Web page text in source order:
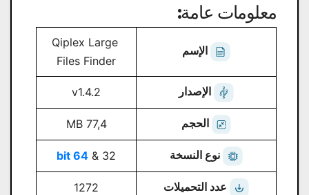
معلومات عامة:
الإسم
Qiplex Large
Files Finder
الإصدار v1.4.2
الحجم 77,4 MB
نوع النسخة 32 &
64 bit
عدد التحميلات 1272